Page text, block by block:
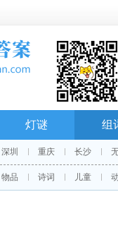
灯谜 组
深圳 重庆 长沙
物品 诗词 儿童